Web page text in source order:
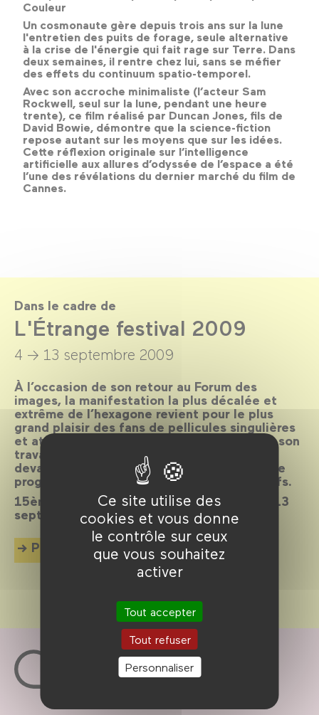
Ce site utilise des
cookies et vous donne
le contrôle sur ceux
que vous souhaitez
activer
Tout accepter
Tout refuser
Personnaliser
Couleur
Un cosmonaute gère depuis trois ans sur la lune
l'entretien des puits de forage, seule alternative
à la crise de l'énergie qui fait rage sur Terre. Dans
deux semaines, il rentre chez lui, sans se méfier
des effets du continuum spatio-temporel.
Avec son accroche minimaliste (l’acteur Sam
Rockwell, seul sur la lune, pendant une heure
trente), ce film réalisé par Duncan Jones, fils de
David Bowie, démontre que la science-fiction
repose autant sur les moyens que sur les idées.
Cette réflexion originale sur l’intelligence
artificielle aux allures d’odyssée de l’espace a été
l’une des révélations du dernier marché du film de
Cannes.
Dans le cadre de
L'Étrange festival 2009
4 → 13 septembre 2009
À l’occasion de son retour au Forum des
images, la manifestation la plus décalée et
extrême de l’hexagone revient pour le plus
grand plaisir des fans de pellicules singulières
et atypiques. Avec l’ambition de prolonger son
travail de découvreur, L’Étrange festival se
devait de s’agrandir et d’offrir davantage de
programmes inédits, prestigieux et attractifs.
15ème édition du vendredi 4 au dimanche 13
septembre 2009.
Plus d'info